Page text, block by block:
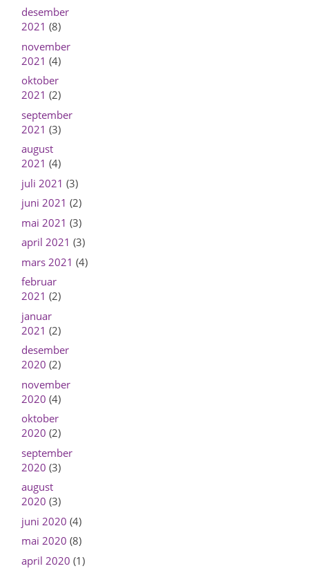
desember
2021 (8)
november
2021 (4)
oktober
2021 (2)
september
2021 (3)
august
2021 (4)
juli 2021 (3)
juni 2021 (2)
mai 2021 (3)
april 2021 (3)
mars 2021 (4)
februar
2021 (2)
januar
2021 (2)
desember
2020 (2)
november
2020 (4)
oktober
2020 (2)
september
2020 (3)
august
2020 (3)
juni 2020 (4)
mai 2020 (8)
april 2020 (1)